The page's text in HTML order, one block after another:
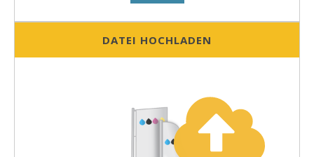
DATEI HOCHLADEN